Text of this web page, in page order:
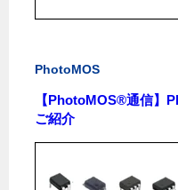
PhotoMOS
【PhotoMOS®通信】
ご紹介